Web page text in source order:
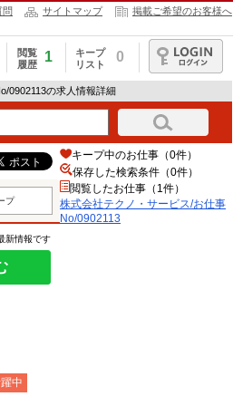
問 サイトマップ 掲載ご希望のお客様へ
閲覧
履歴
1
キープ
リスト
0
ログイン
0902113の求人情報詳細
プ
新情報です
中
キープ中のお仕事（0件）
保存した検索条件（0件）
閲覧したお仕事（1件）
株式会社テクノ・サービス/お仕事
No/0902113